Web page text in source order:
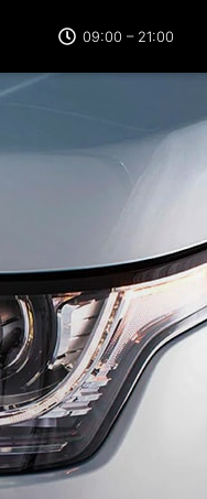
09:00 – 21:00